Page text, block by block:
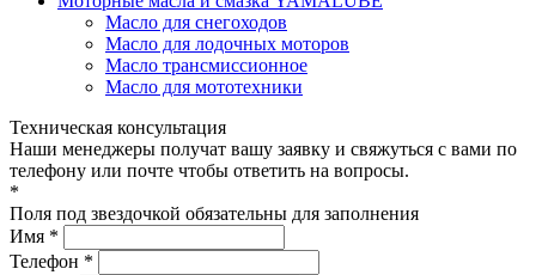
Масло для снегоходов
Масло для лодочных моторов
Масло трансмиссионное
Масло для мототехники
Техническая консультация
Наши менеджеры получат вашу заявку и свяжуться с вами по
телефону или почте чтобы ответить на вопросы.
*
Поля под звездочкой обязательны для заполнения
Имя *
Телефон *